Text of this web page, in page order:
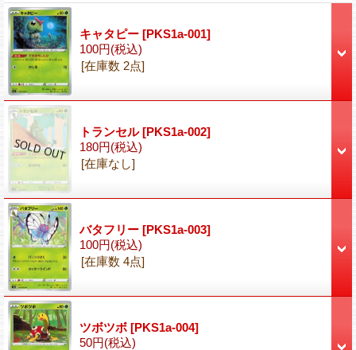
キャタピー [PKS1a-001]
100円(税込)
[在庫数 2点]
トランセル[PKS1a-002]
180円(税込)
[在庫なし]
バタフリー [PKS1a-003]
100円(税込)
[在庫数 4点]
ツボツボ [PKS1a-004]
50円(税込)